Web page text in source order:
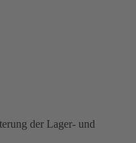
der Lager- und